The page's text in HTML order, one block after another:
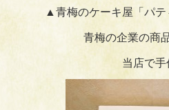
▲青梅のケーキ屋「パテ
青梅の企業の商
当店で手